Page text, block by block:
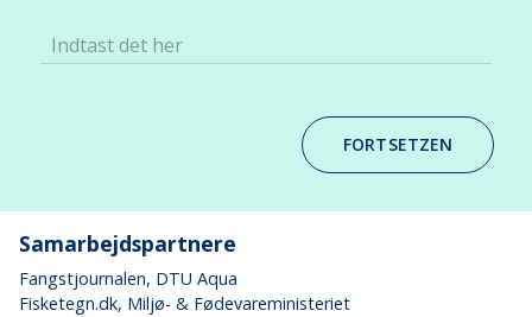
Indtast det her
FORTSETZEN
Samarbejdspartnere
Fangstjournalen, DTU Aqua
Fisketegn.dk, Miljø- & Fødevareministeriet